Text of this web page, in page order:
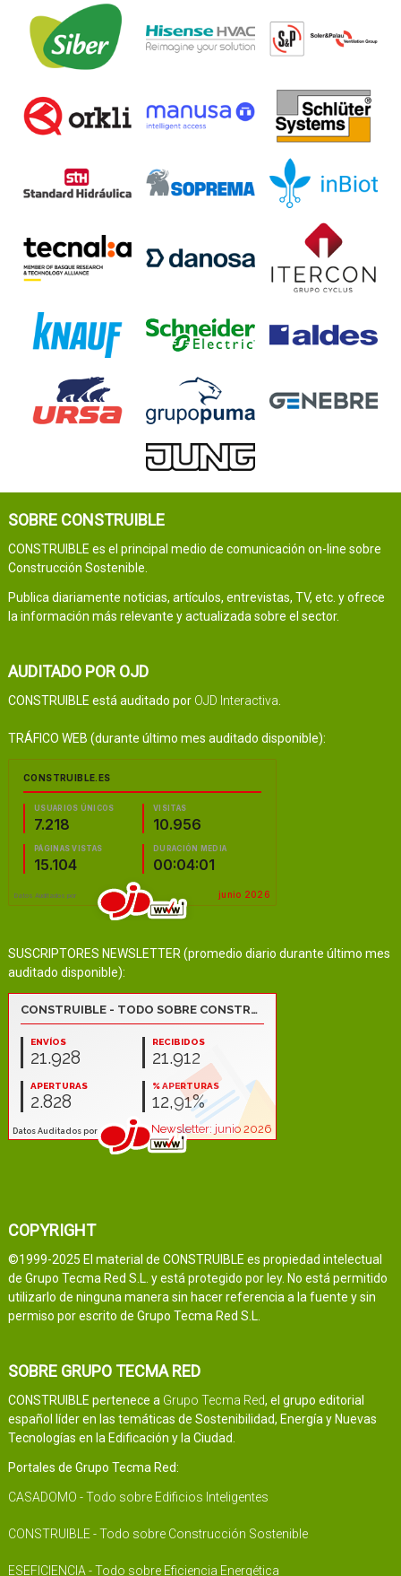
SOBRE CONSTRUIBLE
CONSTRUIBLE es el principal medio de comunicación on-line sobre
Construcción Sostenible.
Publica diariamente noticias, artículos, entrevistas, TV, etc. y ofrece
la información más relevante y actualizada sobre el sector.
AUDITADO POR OJD
CONSTRUIBLE está auditado por OJD Interactiva
TRÁFICO WEB (durante último mes auditado disponible):
SUSCRIPTORES NEWSLETTER (promedio diario durante último mes
auditado disponible):
COPYRIGHT
©1999-2025 El material de CONSTRUIBLE es propiedad intelectual
de Grupo Tecma Red S.L. y está protegido por ley. No está permitido
utilizarlo de ninguna manera sin hacer referencia a la fuente y sin
permiso por escrito de Grupo Tecma Red S.L.
SOBRE GRUPO TECMA RED
CONSTRUIBLE pertenece a Grupo Tecma Red, el grupo editorial
español líder en las temáticas de Sostenibilidad, Energía y Nuevas
Tecnologías en la Edificación y la Ciudad.
Portales de Grupo Tecma Red:
CASADOMO - Todo sobre Edificios Inteligentes
CONSTRUIBLE - Todo sobre Construcción Sostenible
ESEFICIENCIA - Todo sobre Eficiencia Energética